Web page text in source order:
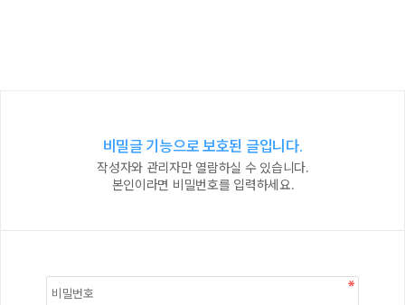
비밀글 기능으로 보호된 글입니다.
작성자와 관리자만 열람하실 수 있습니다.
본인이라면 비밀번호를 입력하세요.